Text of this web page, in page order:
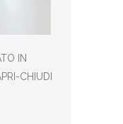
IN
CHIUDI